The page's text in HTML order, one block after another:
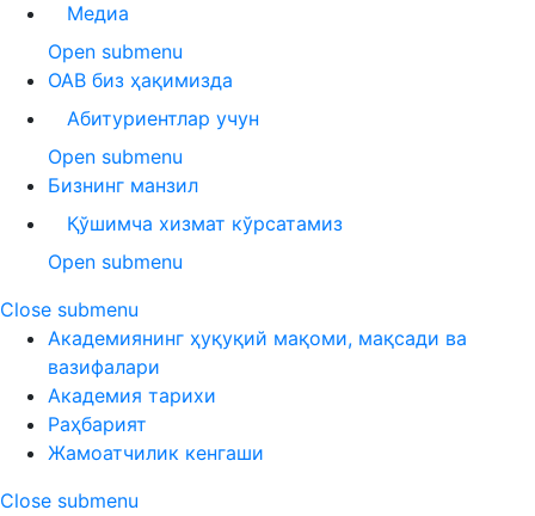
Медиа
Open submenu
ОАВ биз ҳақимизда
Абитуриентлар учун
Open submenu
Бизнинг манзил
Қўшимча хизмат кўрсатамиз
Open submenu
Close submenu
Академиянинг ҳуқуқий мақоми, мақсади ва
вазифалари
Академия тарихи
Раҳбарият
Жамоатчилик кенгаши
Close submenu